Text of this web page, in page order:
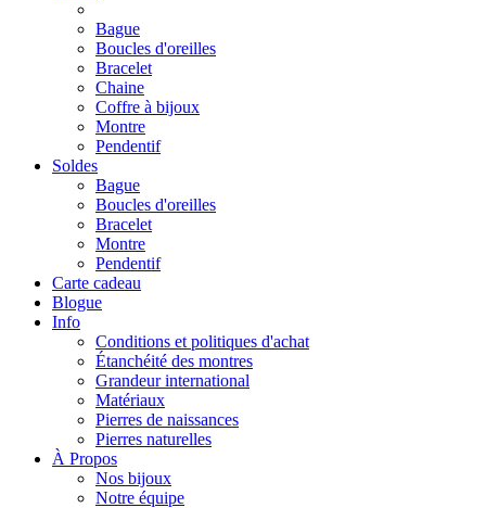
Bague
Boucles d'oreilles
Bracelet
Chaine
Coffre à bijoux
Montre
Pendentif
Soldes
Bague
Boucles d'oreilles
Bracelet
Montre
Pendentif
Carte cadeau
Blogue
Info
Conditions et politiques d'achat
Étanchéité des montres
Grandeur international
Matériaux
Pierres de naissances
Pierres naturelles
À Propos
Nos bijoux
Notre équipe